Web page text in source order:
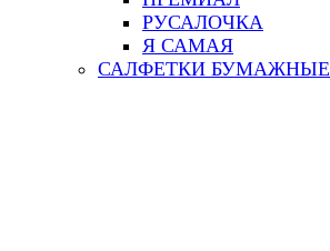
РУСАЛОЧКА
Я САМАЯ
САЛФЕТКИ БУМАЖНЫЕ